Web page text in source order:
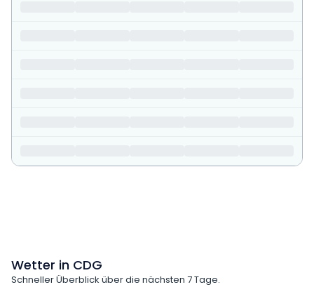
Wetter in CDG
Schneller Überblick über die nächsten 7 Tage.